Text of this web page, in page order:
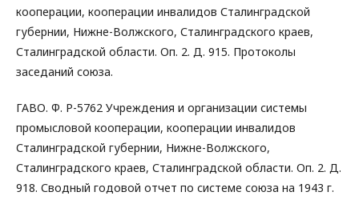
кооперации, кооперации инвалидов Сталинградской
губернии, Нижне-Волжского, Сталинградского краев,
Сталинградской области. Оп. 2. Д. 915. Протоколы
заседаний союза.
ГАВО. Ф. Р-5762 Учреждения и организации системы
промысловой кооперации, кооперации инвалидов
Сталинградской губернии, Нижне-Волжского,
Сталинградского краев, Сталинградской области. Оп. 2. Д.
918. Сводный годовой отчет по системе союза на 1943 г.